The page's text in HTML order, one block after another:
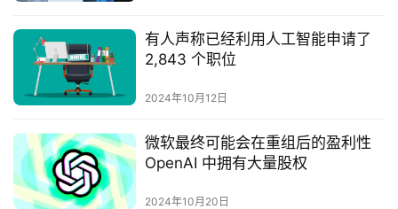
有人声称已经利用人工智能申请了
2,843 个职位
2024年10月12日
微软最终可能会在重组后的盈利性
OpenAI 中拥有大量股权
2024年10月20日